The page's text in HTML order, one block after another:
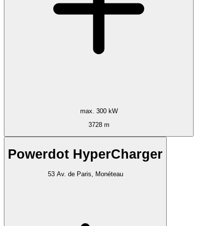
max. 300 kW
3728 m
Powerdot HyperCharger
53 Av. de Paris, Monéteau